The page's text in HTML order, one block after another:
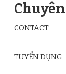
CONTACT
TUYỂN DỤNG